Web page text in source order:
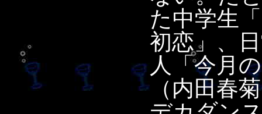
た中学生
初恋」、
人「今月
（内田春